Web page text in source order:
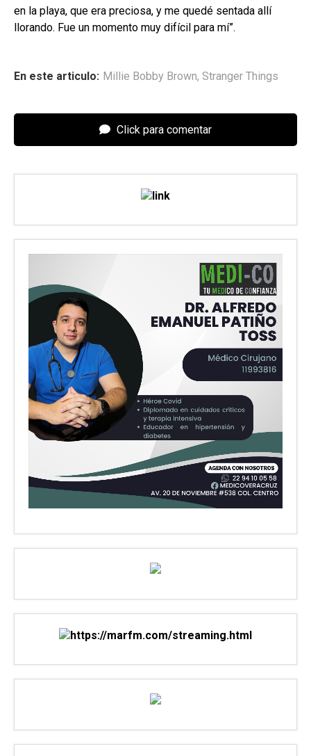
en la playa, que era preciosa, y me quedé sentada allí
llorando. Fue un momento muy difícil para mí”.
En este articulo: Millie Bobby Brown, Stranger Things
Click para comentar